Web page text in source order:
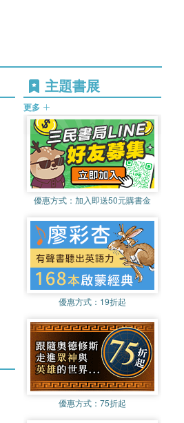
主題書展
更多
優惠方式： 加入即送50元購書金
優惠方式： 19折起
優惠方式： 75折起